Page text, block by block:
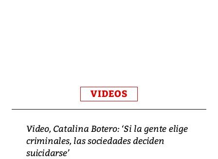
VIDEOS
Video, Catalina Botero: ‘Si la gente elige
criminales, las sociedades deciden
suicidarse’